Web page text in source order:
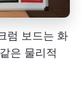
럼 보드는 화
은 물리적